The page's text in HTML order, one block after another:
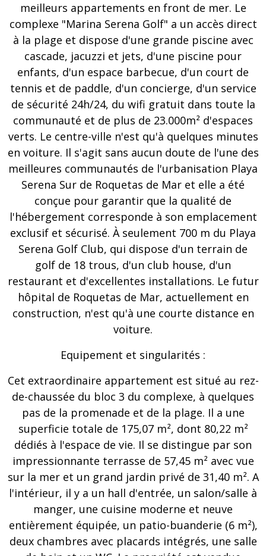
meilleurs appartements en front de mer. Le
complexe "Marina Serena Golf" a un accès direct
à la plage et dispose d'une grande piscine avec
cascade, jacuzzi et jets, d'une piscine pour
enfants, d'un espace barbecue, d'un court de
tennis et de paddle, d'un concierge, d'un service
de sécurité 24h/24, du wifi gratuit dans toute la
communauté et de plus de 23.000m² d'espaces
verts. Le centre-ville n'est qu'à quelques minutes
en voiture. Il s'agit sans aucun doute de l'une des
meilleures communautés de l'urbanisation Playa
Serena Sur de Roquetas de Mar et elle a été
conçue pour garantir que la qualité de
l'hébergement corresponde à son emplacement
exclusif et sécurisé. À seulement 700 m du Playa
Serena Golf Club, qui dispose d'un terrain de
golf de 18 trous, d'un club house, d'un
restaurant et d'excellentes installations. Le futur
hôpital de Roquetas de Mar, actuellement en
construction, n'est qu'à une courte distance en
voiture.
Equipement et singularités :
Cet extraordinaire appartement est situé au rez-
de-chaussée du bloc 3 du complexe, à quelques
pas de la promenade et de la plage. Il a une
superficie totale de 175,07 m², dont 80,22 m²
dédiés à l'espace de vie. Il se distingue par son
impressionnante terrasse de 57,45 m² avec vue
sur la mer et un grand jardin privé de 31,40 m². A
l'intérieur, il y a un hall d'entrée, un salon/salle à
manger, une cuisine moderne et neuve
entièrement équipée, un patio-buanderie (6 m²),
deux chambres avec placards intégrés, une salle